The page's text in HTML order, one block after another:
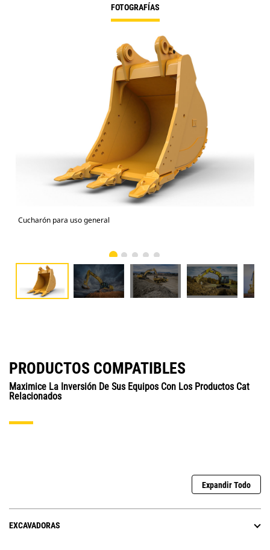
FOTOGRAFÍAS
Cucharón para uso general
PRODUCTOS COMPATIBLES
Maximice La Inversión De Sus Equipos Con Los Productos Cat
Relacionados
Expandir Todo
EXCAVADORAS